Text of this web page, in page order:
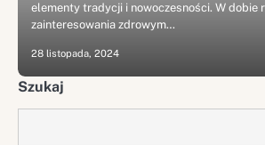
elementy tradycji i nowoczesności. W dobie
zainteresowania zdrowym…
28 listopada, 2024
Szukaj